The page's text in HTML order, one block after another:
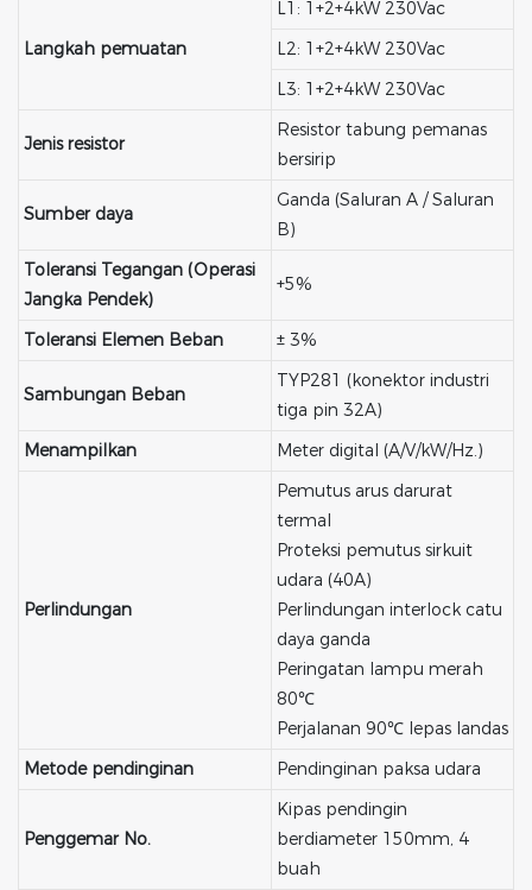
Langkah pemuatan
L1: 1+2+4kW 230Vac
L2: 1+2+4kW 230Vac
L3: 1+2+4kW 230Vac
Jenis resistor
Resistor tabung pemanas
bersirip
Sumber daya
Ganda (Saluran A / Saluran
B)
Toleransi Tegangan (Operasi
Jangka Pendek)
+5%
Toleransi Elemen Beban ± 3%
Sambungan Beban
TYP281 (konektor industri
tiga pin 32A)
Menampilkan
Meter digital (A/V/kW/Hz.)
Perlindungan
Pemutus arus darurat
termal
Proteksi pemutus sirkuit
udara (40A)
Perlindungan interlock catu
daya ganda
Peringatan lampu merah
80℃
Perjalanan 90℃ lepas landas
Metode pendinginan
Pendinginan paksa udara
Penggemar No.
Kipas pendingin
berdiameter 150mm, 4
buah